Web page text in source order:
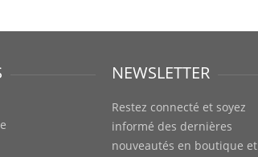
NEWSLETTER
Restez connecté et soyez
informé des dernières
nouveautés en boutique et